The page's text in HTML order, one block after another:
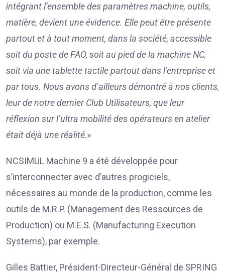
intégrant l’ensemble des paramètres machine, outils,
matière, devient une évidence. Elle peut être présente
partout et à tout moment, dans la société, accessible
soit du poste de FAO, soit au pied de la machine NC,
soit via une tablette tactile partout dans l’entreprise et
par tous. Nous avons d’ailleurs démontré à nos clients,
leur de notre dernier Club Utilisateurs, que leur
réflexion sur l’ultra mobilité des opérateurs en atelier
était déjà une réalité.»
NCSIMUL Machine 9 a été développée pour
s’interconnecter avec d’autres progiciels,
nécessaires au monde de la production, comme les
outils de M.R.P. (Management des Ressources de
Production) ou M.E.S. (Manufacturing Execution
Systems), par exemple.
Gilles Battier, Président-Directeur-Général de SPRING